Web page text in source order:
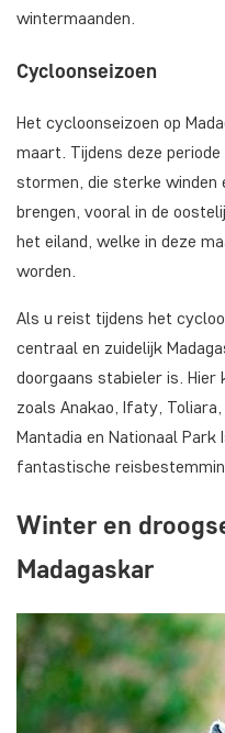
wintermaanden.
Cycloonseizoen
Het cycloonseizoen op
maart. Tijdens deze
stormen, die sterke winden
brengen, vooral in de
het eiland, welke in deze
worden.
Als u reist tijdens het
centraal en zuidelijk
doorgaans stabieler is. Hier
zoals Anakao, Ifaty,
Mantadia en Nationaal Park
fantastische
Winter en
Madagaskar